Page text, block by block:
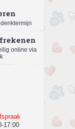
online via
17:00